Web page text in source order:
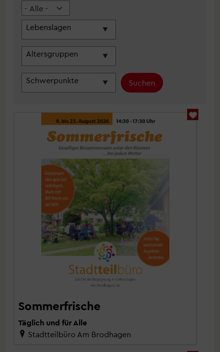
Lebenslagen
Altersgruppen
Schwerpunkte Suchen
Sommerfrische
Täglich und für Alle
Stadtteilbüro Am Brodhagen